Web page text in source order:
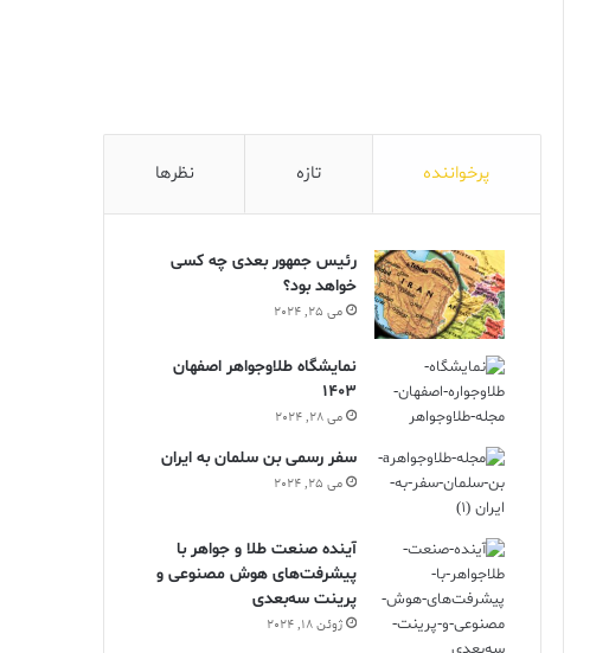
پرخواننده تازه نظرها
رئیس جمهور بعدی چه کسی
خواهد بود؟
می 25, 2024
نمایشگاه طلاوجواهر اصفهان
1403
می 28, 2024
سفر رسمی بن سلمان به ایران
می 25, 2024
آینده صنعت طلا و جواهر با
پیشرفت‌های هوش مصنوعی و
پرینت سه‌بعدی
ژوئن 18, 2024